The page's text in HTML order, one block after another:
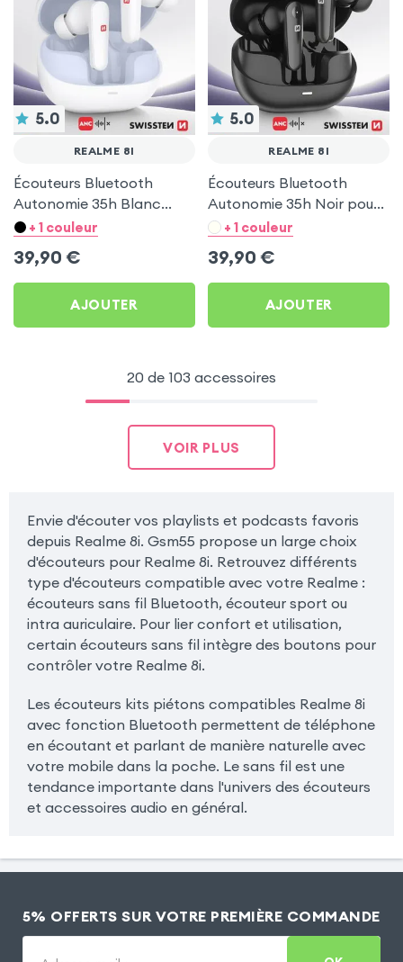
5.0
REALME 8I
Écouteurs Bluetooth
Autonomie 35h Blanc
pour Realme 8i
+ 1 couleur
39,90 €
AJOUTER
5.0
REALME 8I
Écouteurs Bluetooth
Autonomie 35h Noir pour
Realme 8i
+ 1 couleur
39,90 €
AJOUTER
20 de 103 accessoires
VOIR PLUS
Envie d'écouter vos playlists et podcasts favoris
depuis Realme 8i. Gsm55 propose un large choix
d'écouteurs pour Realme 8i. Retrouvez différents
type d'écouteurs compatible avec votre Realme :
écouteurs sans fil Bluetooth, écouteur sport ou
intra auriculaire. Pour lier confort et utilisation,
certain écouteurs sans fil intègre des boutons pour
contrôler votre Realme 8i.
Les écouteurs kits piétons compatibles Realme 8i
avec fonction Bluetooth permettent de téléphone
en écoutant et parlant de manière naturelle avec
votre mobile dans la poche. Le sans fil est une
tendance importante dans l'univers des écouteurs
et accessoires audio en général.
5% OFFERTS SUR VOTRE PREMIÈRE COMMANDE